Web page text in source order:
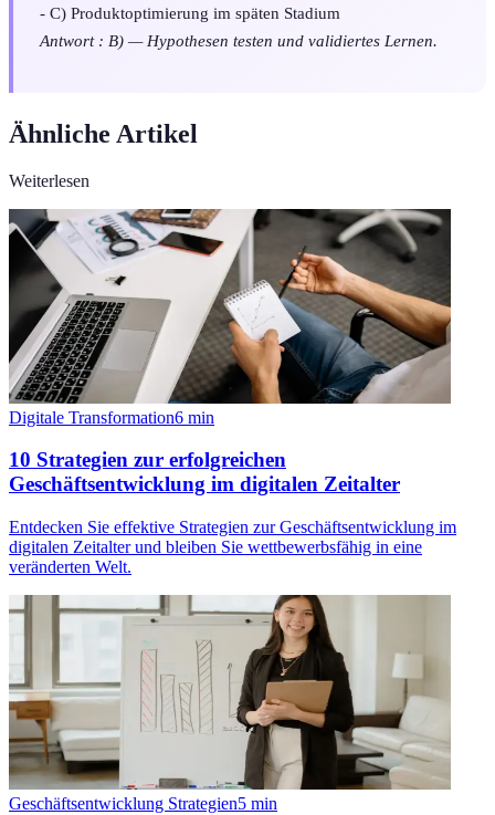
- C) Produktoptimierung im späten Stadium
Antwort : B) — Hypothesen testen und validiertes Lernen.
Ähnliche Artikel
Weiterlesen
Digitale Transformation6 min
10 Strategien zur erfolgreichen
Geschäftsentwicklung im digitalen Zeitalter
Entdecken Sie effektive Strategien zur Geschäftsentwicklung im
digitalen Zeitalter und bleiben Sie wettbewerbsfähig in eine
veränderten Welt.
Geschäftsentwicklung Strategien5 min